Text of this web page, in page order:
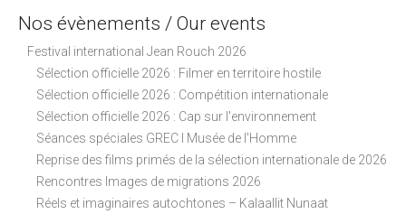
Nos évènements / Our events
Festival international Jean Rouch 2026
Sélection officielle 2026 : Filmer en territoire hostile
Sélection officielle 2026 : Compétition internationale
Sélection officielle 2026 : Cap sur l'environnement
Séances spéciales GREC I Musée de l'Homme
Reprise des films primés de la sélection internationale de 2026
Rencontres Images de migrations 2026
Réels et imaginaires autochtones – Kalaallit Nunaat